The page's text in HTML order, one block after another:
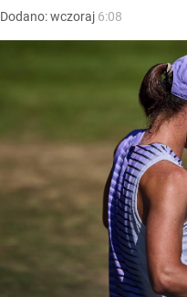
Dodano:wczoraj 6:08